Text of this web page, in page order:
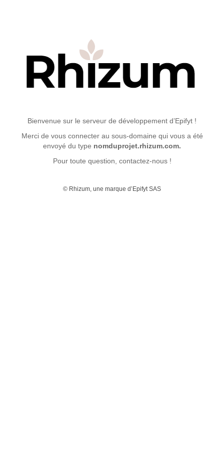
Bienvenue sur le serveur de développement d’Epifyt !
Merci de vous connecter au sous-domaine qui vous a été
envoyé du type nomduprojet.rhizum.com.
Pour toute question, contactez-nous !
© Rhizum, une marque d’Epifyt SAS